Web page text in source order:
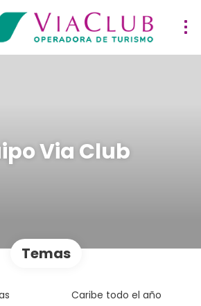
Via Club
Temas
Caribe todo el año